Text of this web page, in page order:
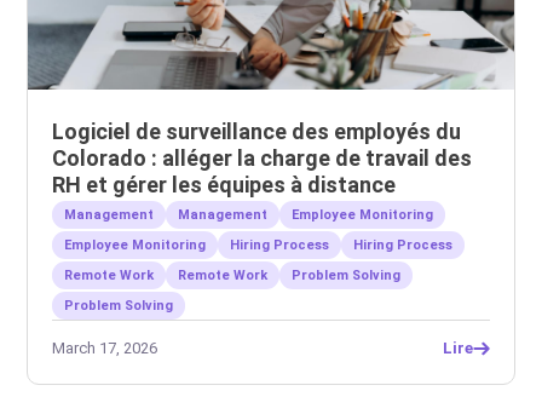
Logiciel de surveillance des employés du
Colorado : alléger la charge de travail des
RH et gérer les équipes à distance
Management Management
Employee Monitoring
Employee Monitoring
Hiring Process
Hiring Process
Remote Work
Remote Work
Problem Solving
Problem Solving
March 17, 2026 Lire